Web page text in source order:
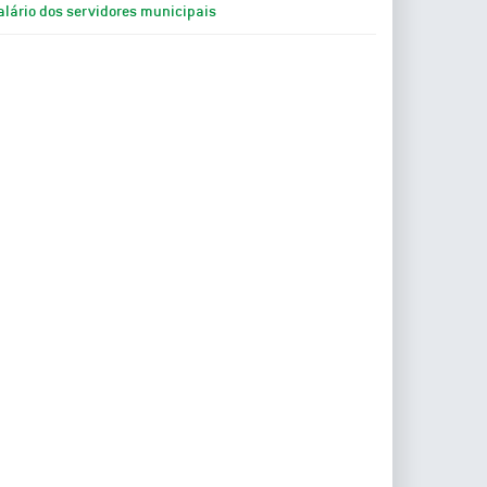
dos servidores municipais